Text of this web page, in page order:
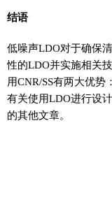
结语
低噪声LDO对于确保
性的LDO并实施相关
用CNR/SS有两大优势
有关使用LDO进行设
的其他文章。